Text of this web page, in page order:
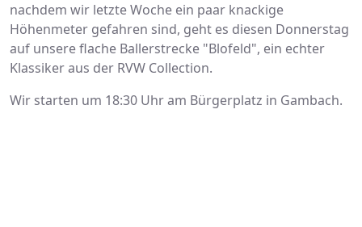
nachdem wir letzte Woche ein paar knackige
Höhenmeter gefahren sind, geht es diesen Donnerstag
auf unsere flache Ballerstrecke "Blofeld", ein echter
Klassiker aus der RVW Collection.
Wir starten um 18:30 Uhr am Bürgerplatz in Gambach.